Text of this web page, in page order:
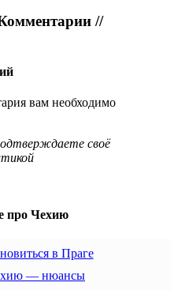
//
вам необходимо
своё
про Чехию
в Праге
— нюансы